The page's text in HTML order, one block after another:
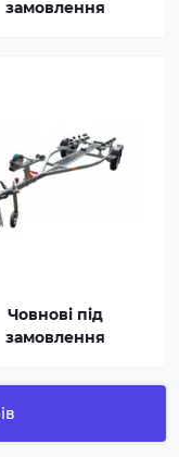
замовлення
Човнові під
замовлення